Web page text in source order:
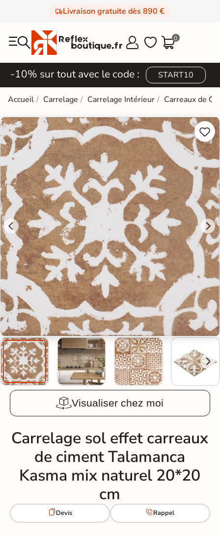
Livraison gratuite dès 890 €
  0
-10% sur tout avec le code : START10
Accueil Carrelage Carrelage Intérieur Carreaux de


Visualiser chez moi
Carrelage sol effet carreaux
de ciment Talamanca
Kasma mix naturel 20*20
cm
Devis Rappel